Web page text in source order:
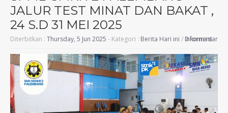
JALUR TEST MINAT DAN BAKAT ,
24 S.D 31 MEI 2025
Diterbitkan : Thursday, 5 Jun 2025 - Kategori : Berita Hari ini /Informasi
0 komentar